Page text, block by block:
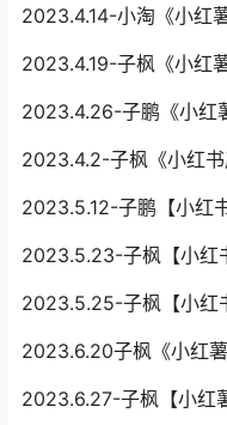
2023.4.14-小淘《小红
2023.4.19-子枫《小红
2023.4.26-子鹏《小红
2023.4.2-子枫《小红书
2023.5.12-子鹏【小红
2023.5.23-子枫【小红
2023.5.25-子枫【小红
2023.6.20子枫《小红
2023.6.27-子枫【小红